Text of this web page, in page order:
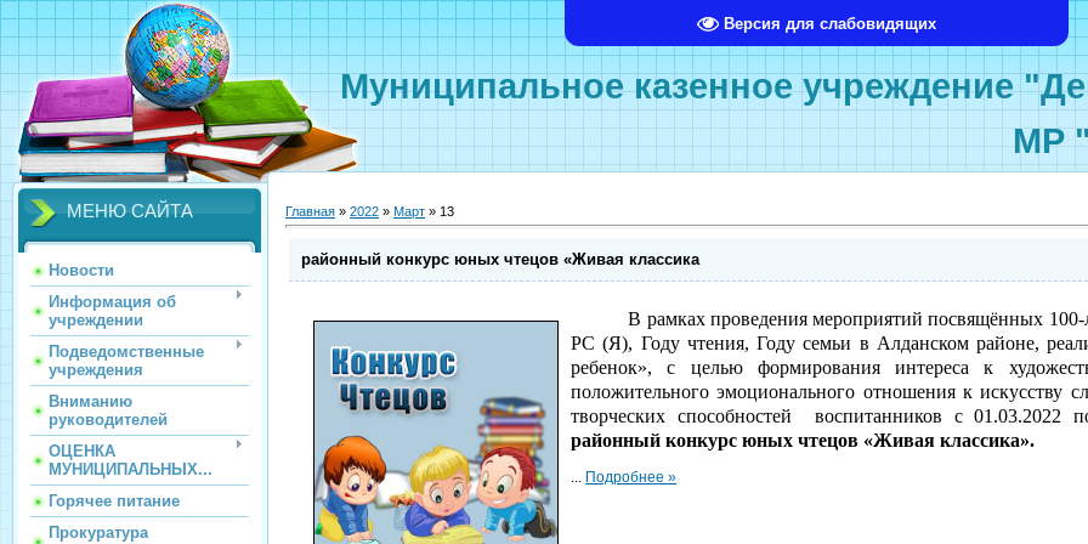
Версия для слабовидящих
Муниципальное казенное учреждение
МР
МЕНЮ САЙТА
Новости
Информация об
учреждении
Подведомственные
учреждения
Вниманию
руководителей
ОЦЕНКА
МУНИЦИПАЛЬНЫХ...
Горячее питание
Прокуратура
Главная » 2022 » Март » 13
районный конкурс юных чтецов «Живая классика
В рамках проведения мероприятий посвящённых
РС (Я), Году чтения, Году семьи в Алданском районе,
ребенок»,с целью формирования интереса к
положительного эмоционального отношения к искусству
творческих способностей воспитанников с 01.03.2022
районный конкурс юных чтецов «Живая классика».
... Подробнее »